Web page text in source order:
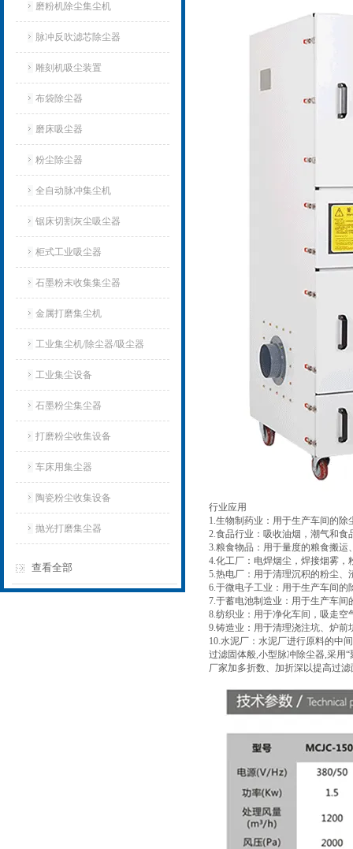
磨粉机除尘集尘机
脉冲反吹滤芯除尘器
雕刻机吸尘装置
布袋除尘器
磨床吸尘器
粉尘除尘器
全自动脉冲集尘机
锯床切割灰尘吸尘器
柜式工业吸尘器
石墨粉末收集集尘器
金属打磨集尘机
工业集尘机/除尘器/吸尘器
工业集尘设备
石墨粉尘集尘器
打磨粉尘收集设备
车床用集尘器
陶瓷粉尘收集设备
抛光打磨集尘器
查看全部
行业应用
1.生物制药业：用于生产车间的除
2.食品行业：吸收油烟，潮气和食
3.粮食物品：用于量度的粮食搬运
4.化工厂：电焊烟尘，焊接烟雾
5.热电厂：用于清理沉积的粉尘
6.于微电子工业：用于生产车间
7.于蓄电池制造业：用于生产车间
8.纺织业：用于净化车间，吸走空
9.铸造业：用于清理浇注坑、炉
10.水泥厂：水泥厂进行原料的中
过滤固体般,小型脉冲除尘器,采用
厂家加多折数、加折深以提高过滤